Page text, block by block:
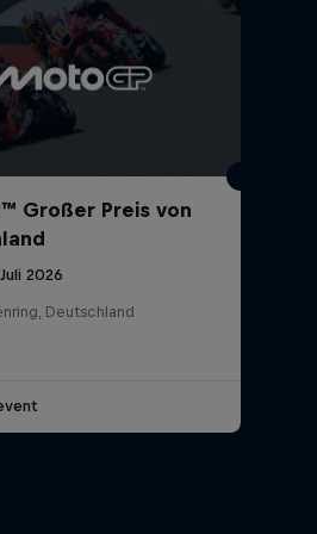
Großer Preis von
2026
Deutschland